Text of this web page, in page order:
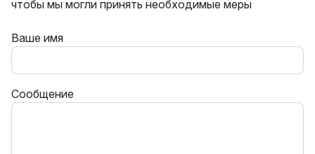
чтобы мы могли принять необходимые меры
Ваше имя
Сообщение